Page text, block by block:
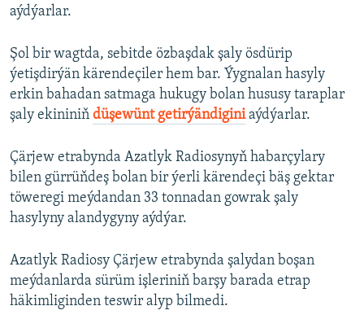
aýdýarlar.
Şol bir wagtda, sebitde özbaşdak şaly ösdürip
ýetişdirýän kärendeçiler hem bar. Ýygnalan hasyly
erkin bahadan satmaga hukugy bolan hususy taraplar
şaly ekininiň düşewünt getirýändiginiaýdýarlar.
Çärjew etrabynda Azatlyk Radiosynyň habarçylary
bilen gürrüňdeş bolan bir ýerli kärendeçi bäş gektar
töweregi meýdandan 33 tonnadan gowrak şaly
hasylyny alandygyny aýdýar.
Azatlyk Radiosy Çärjew etrabynda şalydan boşan
meýdanlarda sürüm işleriniň barşy barada etrap
häkimliginden teswir alyp bilmedi.